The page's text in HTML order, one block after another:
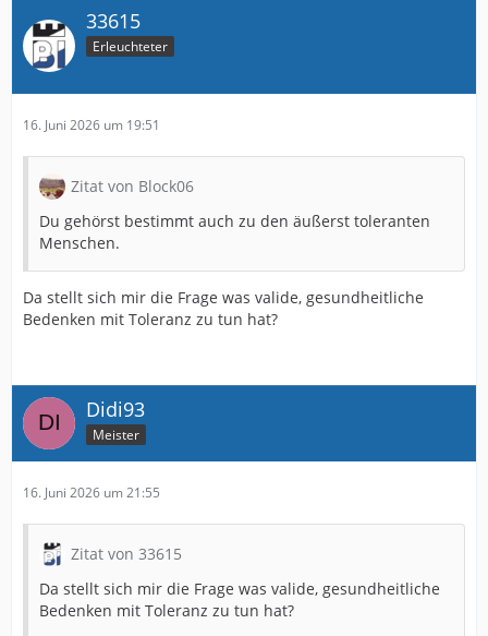
33615
Erleuchteter
16. Juni 2026 um 19:51
Zitat von Block06
Du gehörst bestimmt auch zu den äußerst toleranten
Menschen.
Da stellt sich mir die Frage was valide, gesundheitliche
Bedenken mit Toleranz zu tun hat?
Didi93
Meister
16. Juni 2026 um 21:55
Zitat von 33615
Da stellt sich mir die Frage was valide, gesundheitliche
Bedenken mit Toleranz zu tun hat?